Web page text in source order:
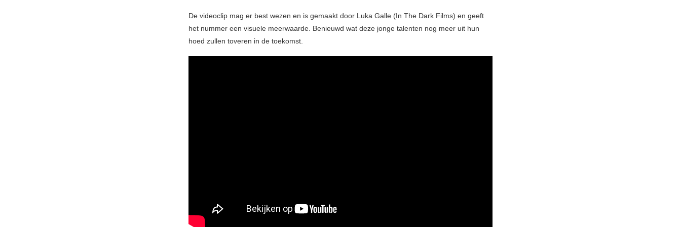
De videoclip mag er best wezen en is gemaakt door Luka Galle (In The Dark Films) en geeft
het nummer een visuele meerwaarde. Benieuwd wat deze jonge talenten nog meer uit hun
hoed zullen toveren in de toekomst.